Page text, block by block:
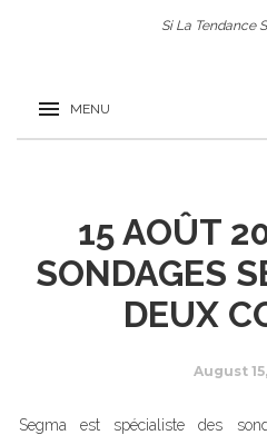
Si La Tendance
15 AOÛT
SONDAGES
DEUX
August
Segma est spécialiste des